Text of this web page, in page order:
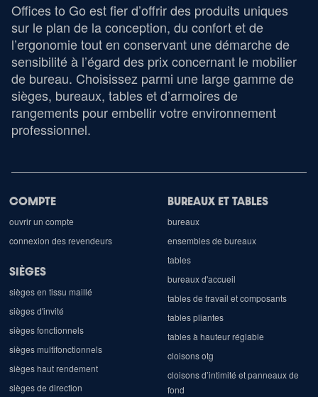
COMPTE
ouvrir un compte
connexion des revendeurs
SIÈGES
sièges en tissu maillé
sièges d'invité
sièges fonctionnels
sièges multifonctionnels
sièges haut rendement
sièges de direction
BUREAUX ET TABLES
bureaux
ensembles de bureaux
tables
bureaux d'accueil
tables de travail et composants
tables pliantes
tables à hauteur réglable
cloisons otg
cloisons d’intimité et panneaux de
fond
Offices to Go est fier d’offrir des produits uniques
sur le plan de la conception, du confort et de
l’ergonomie tout en conservant une démarche de
sensibilité à l’égard des prix concernant le mobilier
de bureau. Choisissez parmi une large gamme de
sièges, bureaux, tables et d’armoires de
rangements pour embellir votre environnement
professionnel.